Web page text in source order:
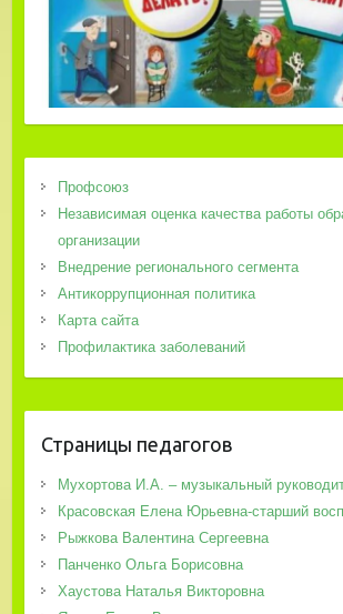
Профсоюз
Независимая оценка качества работы
организации
Внедрение регионального сегмента
Антикоррупционная политика
Карта сайта
Профилактика заболеваний
Страницы педагогов
Мухортова И.А. – музыкальный
Красовская Елена Юрьевна-старший
Рыжкова Валентина Сергеевна
Панченко Ольга Борисовна
Хаустова Наталья Викторовна